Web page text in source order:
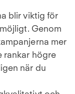
blir viktig för
Genom
mer
rankar högre
när du